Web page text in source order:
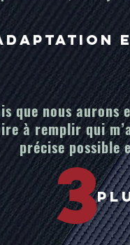
que nous
à remplir qui
précise possible
3